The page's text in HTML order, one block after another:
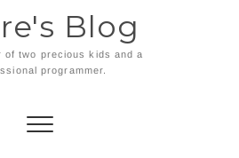
Blog
of two precious kids and a
programmer.